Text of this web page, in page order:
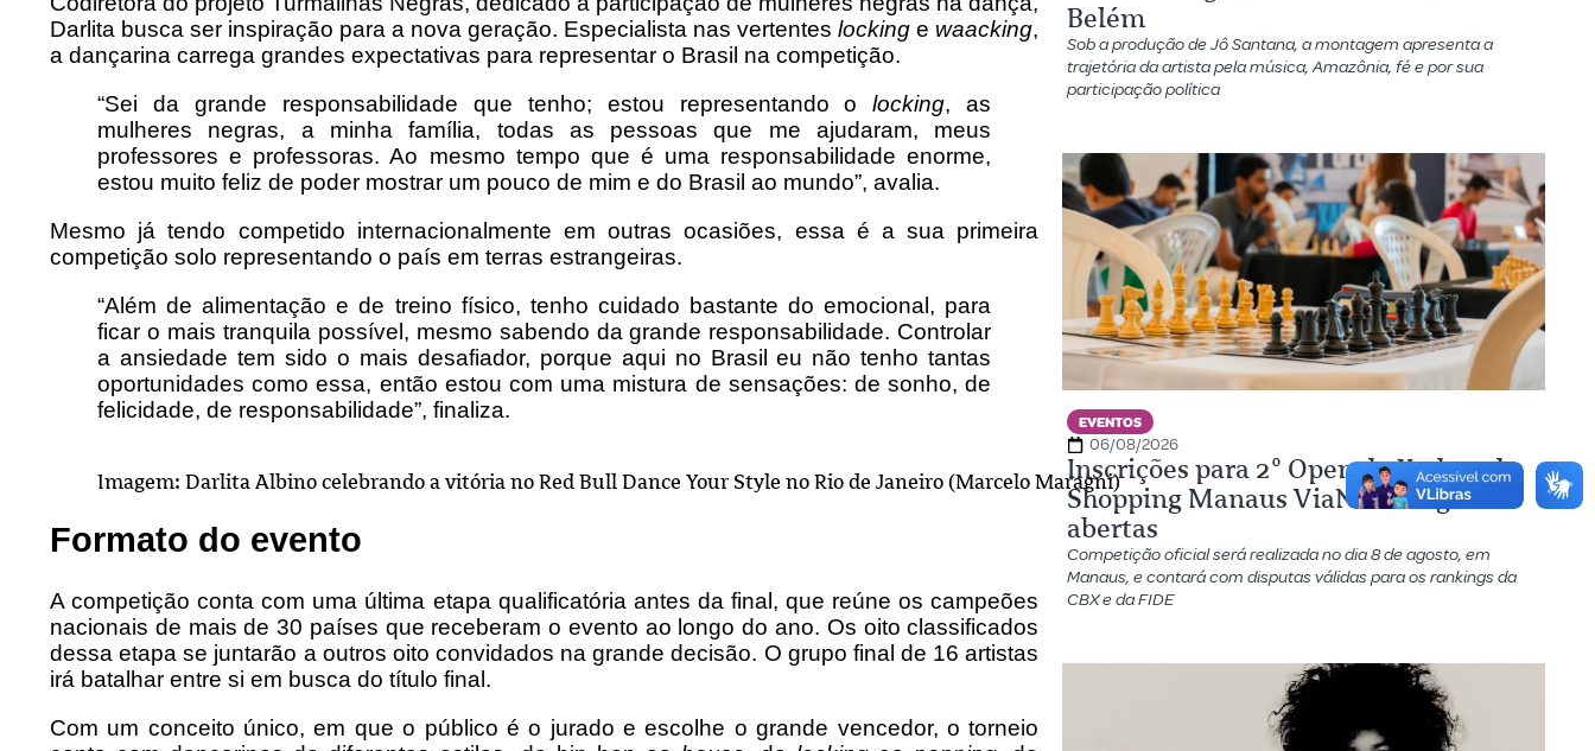
Darlita busca ser inspiração para a nova geração. Especialista nas vertenteslockinge waacking,
a dançarina carrega grandes expectativas para representar o Brasil na competição.
“Sei da grande responsabilidade que tenho; estou representando olocking, as
mulheres negras, a minha família, todas as pessoas que me ajudaram, meus
professores e professoras. Ao mesmo tempo que é uma responsabilidade enorme,
estou muito feliz de poder mostrar um pouco de mim e do Brasil ao mundo”, avalia.
Mesmo já tendo competido internacionalmente em outras ocasiões, essa é a sua primeira
competição solo representando o país em terras estrangeiras.
“Além de alimentação e de treino físico, tenho cuidado bastante do emocional, para
ficar o mais tranquila possível, mesmo sabendo da grande responsabilidade. Controlar
a ansiedade tem sido o mais desafiador, porque aqui no Brasil eu não tenho tantas
oportunidades como essa, então estou com uma mistura de sensações: de sonho, de
felicidade, de responsabilidade”, finaliza.
Imagem: Darlita Albino celebrando a vitória no Red Bull Dance Your Style no Rio de Janeiro (Marcelo Maragni)
Formato do evento
A competição conta com uma última etapa qualificatória antes da final, que reúne os campeões
nacionais de mais de 30 países que receberam o evento ao longo do ano. Os oito classificados
dessa etapa se juntarão a outros oito convidados na grande decisão. O grupo final de 16 artistas
irá batalhar entre si em busca do título final.
Com um conceito único, em que o público é o jurado e escolhe o grande vencedor, o torneio
Belém
Sob a produção de Jô Santana, a montagem apresenta a
trajetória da artista pela música, Amazônia, fé e por sua
participação política
EVENTOS
06/08/2026
Inscrições para 2º Open de Xadrez do
Shopping Manaus ViaNorte seguem
abertas
Competição oficial será realizada no dia 8 de agosto, em
Manaus, e contará com disputas válidas para os rankings da
CBX e da FIDE